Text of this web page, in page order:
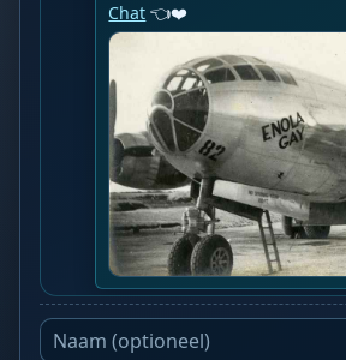
Chat 👈❤️